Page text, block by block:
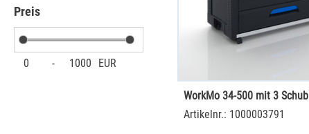
Preis
0 - 1000 EUR
WorkMo 34-500 mit 3
Artikelnr.: 1000003791